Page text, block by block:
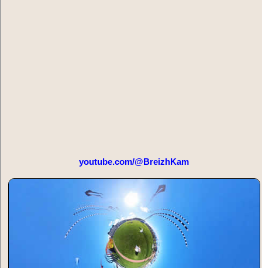
youtube.com/@BreizhKam